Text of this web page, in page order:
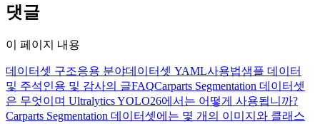
댓글
이 페이지 내용
데이터셋 구조응용 분야데이터셋 YAML사용법샘플 데이터
및 주석인용 및 감사의 글FAQCarparts Segmentation 데이터셋
은 무엇이며 Ultralytics YOLO26에서는 어떻게 사용됩니까?
Carparts Segmentation 데이터셋에는 몇 개의 이미지와 클래스